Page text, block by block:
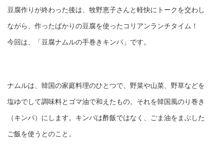
豆腐作りが終わった後は、牧野恵子さんと軽快にトークを交わし
ながら、作ったばかりの豆腐を使ったコリアンランチタイム！
今回は、「豆腐ナムルの手巻きキンパ」です。
ナムルは、韓国の家庭料理のひとつで、野菜や山菜、野草などを
塩ゆでして調味料とゴマ油で和えたもの。それを韓国風のり巻き
（キンパ）にします。キンパは酢飯ではなく、ごま油をまぶした
ご飯を使うとのこと。